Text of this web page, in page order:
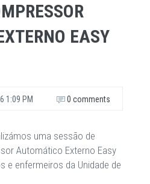
EASY
1:09 PM 0 comments
uma sessão de
Automático Externo Easy
e enfermeiros da Unidade de